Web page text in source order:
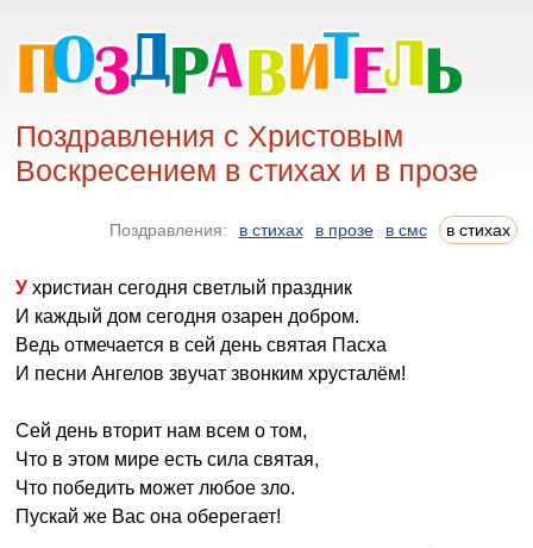
Поздравления с Христовым
Воскресением в стихах и в прозе
Поздравления: в стихах в прозе в смс в стихах
У христиан сегодня светлый праздник
И каждый дом сегодня озарен добром.
Ведь отмечается в сей день святая Пасха
И песни Ангелов звучат звонким хрусталём!
Сей день вторит нам всем о том,
Что в этом мире есть сила святая,
Что победить может любое зло.
Пускай же Вас она оберегает!